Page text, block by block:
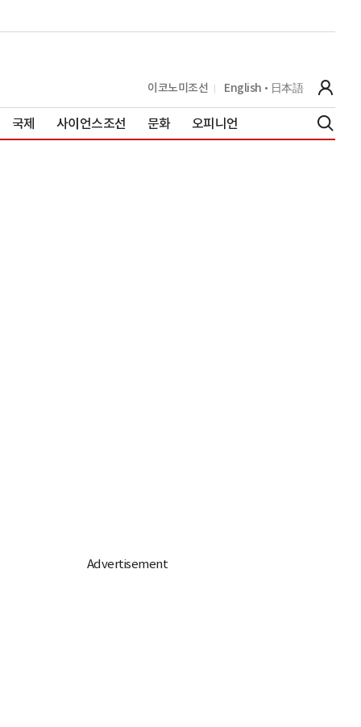
이코노미조선 English 日本語
국제 사이언스조선 문화 오피니언